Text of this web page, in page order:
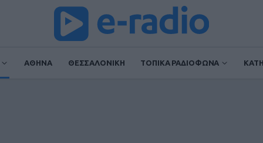
ΑΘΗΝΑ ΘΕΣΣΑΛΟΝΙΚΗ ΤΟΠΙΚΑ ΡΑΔΙΟΦΩΝΑ